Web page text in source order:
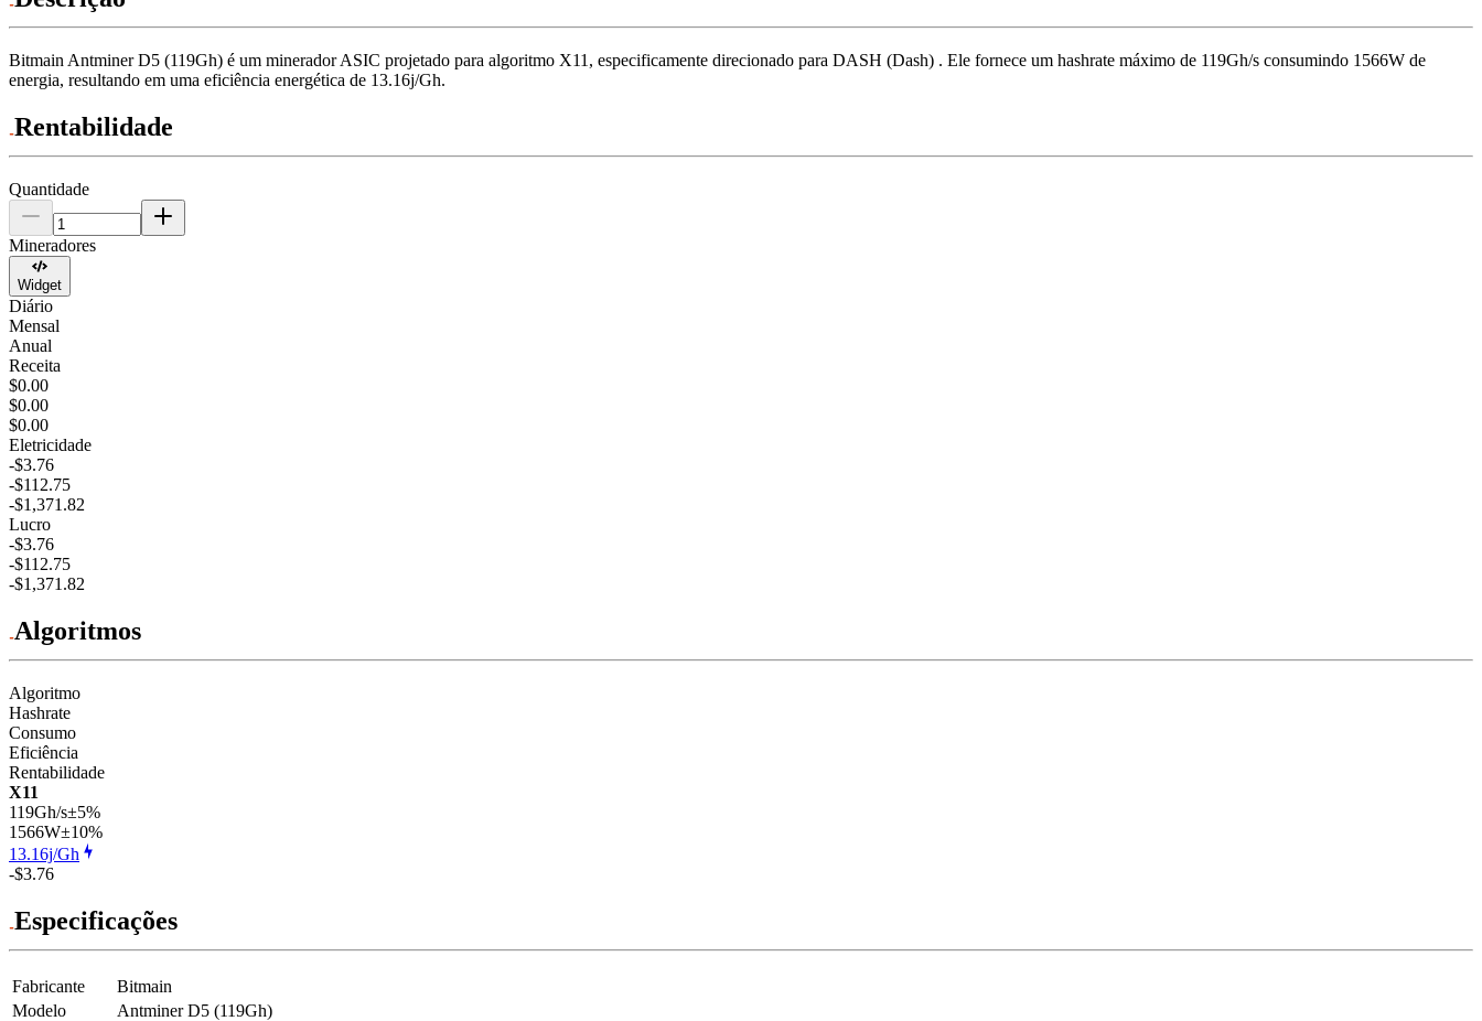
Bitmain Antminer D5 (119Gh) é um minerador ASIC projetado para algoritmo X11 , especificamente direcionado para DASH (Dash) . Ele fornece um hashrate máximo de 119Gh/s consumindo 1566W de
energia, resultando em uma eficiência energética de 13.16j/Gh.
Rentabilidade
Quantidade
Mineradores
Widget
Diário
Mensal
Anual
Receita
$0.00
$0.00
$0.00
Eletricidade
-$3.76
-$112.75
-$1,371.82
Lucro
-$3.76
-$112.75
-$1,371.82
Algoritmos
Algoritmo
Hashrate
Consumo
Eficiência
Rentabilidade
X11
119Gh/s±5%
1566W±10%
13.16j/Gh
-$3.76
Especificações
Fabricante
Bitmain
Modelo
Antminer D5 (119Gh)